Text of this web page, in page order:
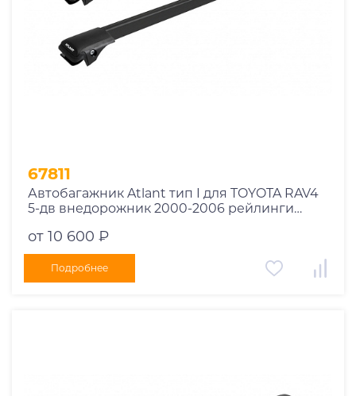
67811
Автобагажник Atlant тип I для TOYOTA RAV4
5-дв внедорожник 2000-2006 рейлинги
от 10 600 ₽
Подробнее